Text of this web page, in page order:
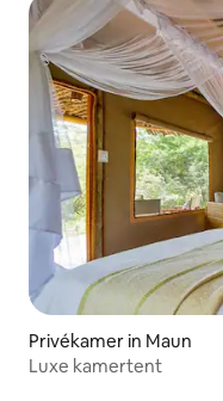
Privékamer in Maun
Luxe kamertent